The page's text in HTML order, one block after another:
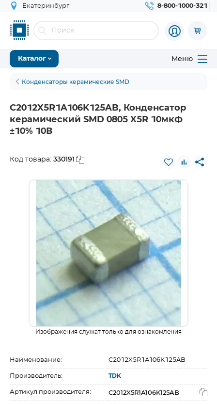
Екатеринбург 8-800-1000-321
Каталог Меню
Конденсаторы керамические SMD
C2012X5R1A106K125AB, Конденсатор
керамический SMD 0805 X5R 10мкФ
±10% 10В
Код товара: 330191
Изображения служат только для ознакомления
Наименование: C2012X5R1A106K125AB
Производитель: TDK
Артикул производителя: C2012X5R1A106K125AB